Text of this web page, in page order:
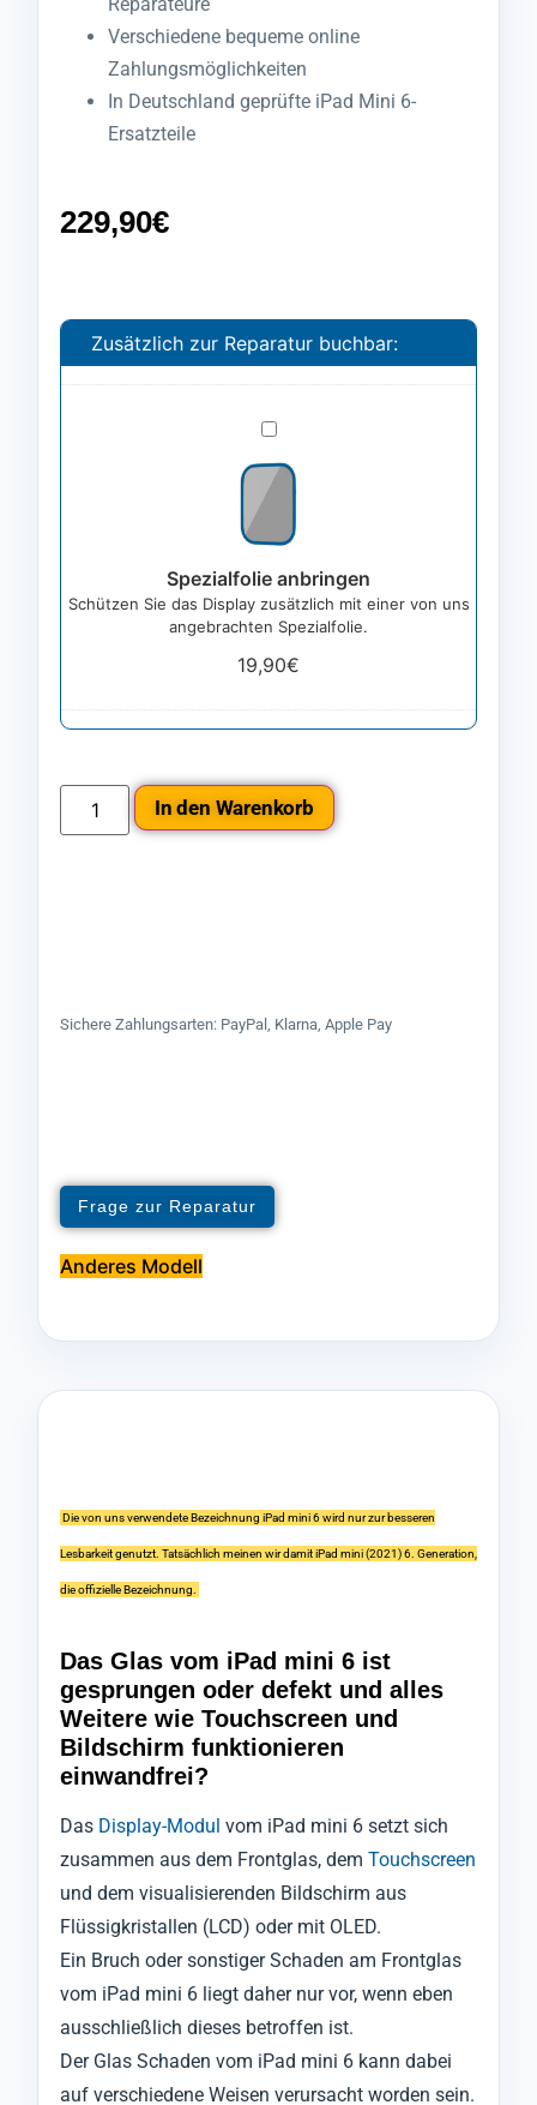
Reparateure
Verschiedene bequeme online
Zahlungsmöglichkeiten
In Deutschland geprüfte iPad Mini 6-
Ersatzteile
229,90€
Zusätzlich zur Reparatur buchbar:
Spezialfolie
anbringen
Spezialfolie anbringen
Schützen Sie das Display zusätzlich mit einer von uns
angebrachten Spezialfolie.
19,90€
In den Warenkorb
Sichere Zahlungsarten: PayPal, Klarna, Apple Pay
Frage zur Reparatur
Anderes Modell
Die von uns verwendete Bezeichnung iPad mini 6 wird nur zur besseren
Lesbarkeit genutzt. Tatsächlich meinen wir damit iPad mini (2021) 6. Generation,
die offizielle Bezeichnung.
Das Glas vom iPad mini 6 ist
gesprungen oder defekt und alles
Weitere wie Touchscreen und
Bildschirm funktionieren
einwandfrei?
Das Display-Modul vom iPad mini 6 setzt sich
zusammen aus dem Frontglas, dem Touchscreen
und dem visualisierenden Bildschirm aus
Flüssigkristallen (LCD) oder mit OLED.
Ein Bruch oder sonstiger Schaden am Frontglas
vom iPad mini 6 liegt daher nur vor, wenn eben
ausschließlich dieses betroffen ist.
Der Glas Schaden vom iPad mini 6 kann dabei
auf verschiedene Weisen verursacht worden sein.